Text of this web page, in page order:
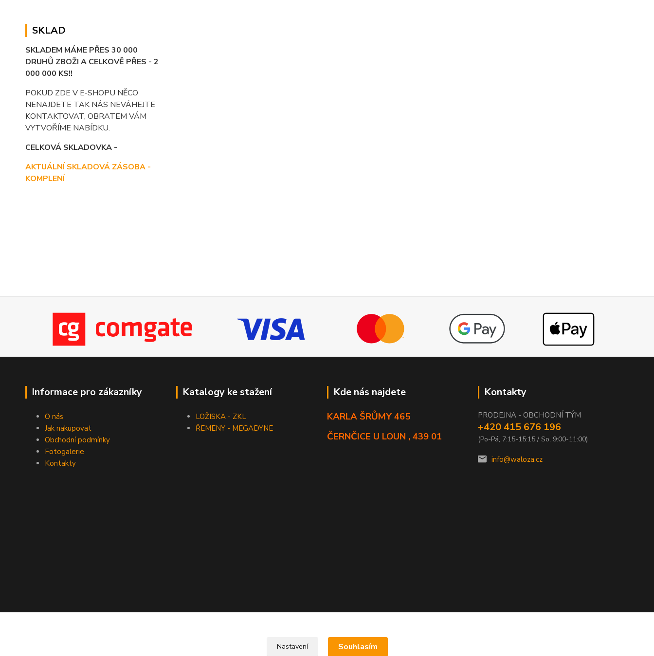
SKLAD
SKLADEM MÁME PŘES 30 000
DRUHŮ ZBOŽI A CELKOVĚ PŘES - 2
000 000 KS!!
POKUD ZDE V E-SHOPU NĚCO
NENAJDETE TAK NÁS NEVÁHEJTE
KONTAKTOVAT, OBRATEM VÁM
VYTVOŘÍME NABÍDKU.
CELKOVÁ SKLADOVKA -
AKTUÁLNÍ SKLADOVÁ ZÁSOBA -
KOMPLENÍ
Informace pro zákazníky
O nás
Jak nakupovat
Obchodní podmínky
Fotogalerie
Kontakty
Katalogy ke stažení
LOŽISKA - ZKL
ŘEMENY - MEGADYNE
Kde nás najdete
KARLA ŠRŮMY 465
ČERNČICE U LOUN , 439 01
Kontakty
PRODEJNA - OBCHODNÍ TÝM
+420 415 676 196
(Po-Pá, 7:15-15:15 / So, 9:00-11:00)
info@waloza.cz
Nastavení Souhlasím